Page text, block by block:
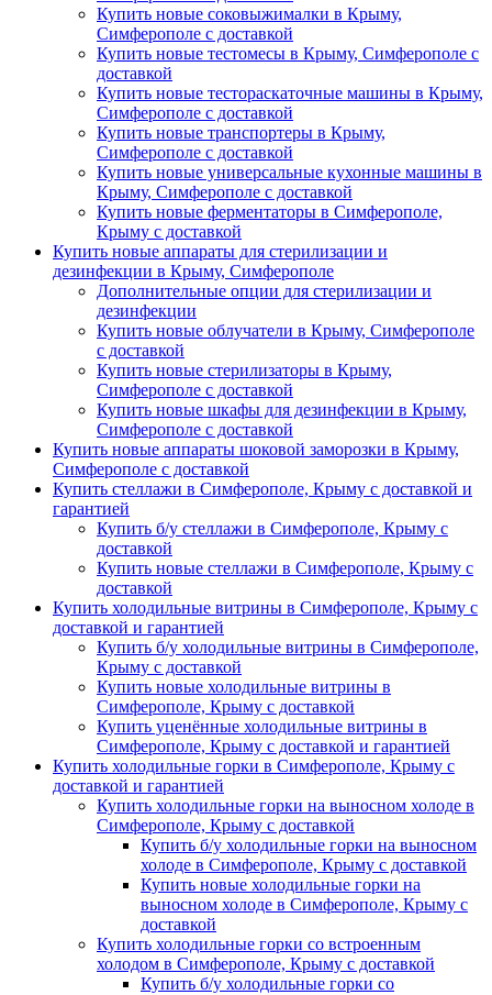
Купить новые соковыжималки в Крыму,
Симферополе с доставкой
Купить новые тестомесы в Крыму, Симферополе с
доставкой
Купить новые тестораскаточные машины в Крыму,
Симферополе с доставкой
Купить новые транспортеры в Крыму,
Симферополе с доставкой
Купить новые универсальные кухонные машины в
Крыму, Симферополе с доставкой
Купить новые ферментаторы в Симферополе,
Крыму с доставкой
Купить новые аппараты для стерилизации и
дезинфекции в Крыму, Симферополе
Дополнительные опции для стерилизации и
дезинфекции
Купить новые облучатели в Крыму, Симферополе
с доставкой
Купить новые стерилизаторы в Крыму,
Симферополе с доставкой
Купить новые шкафы для дезинфекции в Крыму,
Симферополе с доставкой
Купить новые аппараты шоковой заморозки в Крыму,
Симферополе с доставкой
Купить стеллажи в Симферополе, Крыму с доставкой и
гарантией
Купить б/у стеллажи в Симферополе, Крыму с
доставкой
Купить новые стеллажи в Симферополе, Крыму с
доставкой
Купить холодильные витрины в Симферополе, Крыму с
доставкой и гарантией
Купить б/у холодильные витрины в Симферополе,
Крыму с доставкой
Купить новые холодильные витрины в
Симферополе, Крыму с доставкой
Купить уценённые холодильные витрины в
Симферополе, Крыму с доставкой и гарантией
Купить холодильные горки в Симферополе, Крыму с
доставкой и гарантией
Купить холодильные горки на выносном холоде в
Симферополе, Крыму с доставкой
Купить б/у холодильные горки на выносном
холоде в Симферополе, Крыму с доставкой
Купить новые холодильные горки на
выносном холоде в Симферополе, Крыму с
доставкой
Купить холодильные горки со встроенным
холодом в Симферополе, Крыму с доставкой
Купить б/у холодильные горки со